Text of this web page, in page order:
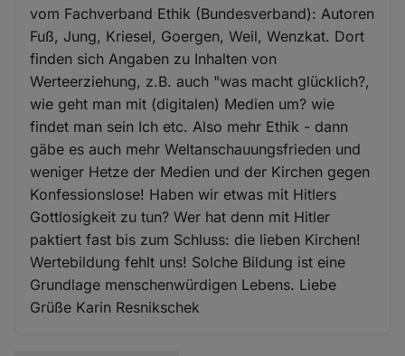
vom Fachverband Ethik (Bundesverband): Autoren
Fuß, Jung, Kriesel, Goergen, Weil, Wenzkat. Dort
finden sich Angaben zu Inhalten von
Werteerziehung, z.B. auch "was macht glücklich?,
wie geht man mit (digitalen) Medien um? wie
findet man sein Ich etc. Also mehr Ethik - dann
gäbe es auch mehr Weltanschauungsfrieden und
weniger Hetze der Medien und der Kirchen gegen
Konfessionslose! Haben wir etwas mit Hitlers
Gottlosigkeit zu tun? Wer hat denn mit Hitler
paktiert fast bis zum Schluss: die lieben Kirchen!
Wertebildung fehlt uns! Solche Bildung ist eine
Grundlage menschenwürdigen Lebens. Liebe
Grüße Karin Resnikschek